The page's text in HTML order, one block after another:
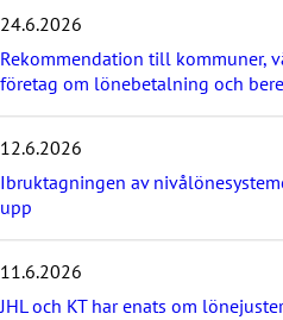
r
d
e
n
a
s
e
n
y
24.6.2026
Rekommendation till kommuner,
företag om lönebetalning och
12.6.2026
Ibruktagningen av
upp
11.6.2026
JHL och KT har enats om